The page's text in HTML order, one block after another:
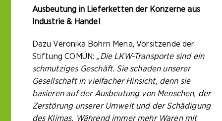
Ausbeutung in Lieferketten der Konzerne aus
Industrie & Handel
Dazu Veronika Bohrn Mena, Vorsitzende der
Stiftung COMÚN: „Die LKW-Transporte sind ein
schmutziges Geschäft. Sie schaden unserer
Gesellschaft in vielfacher Hinsicht, denn sie
basieren auf der Ausbeutung von Menschen, der
Zerstörung unserer Umwelt und der Schädigung
des Klimas. Während immer mehr Waren mit